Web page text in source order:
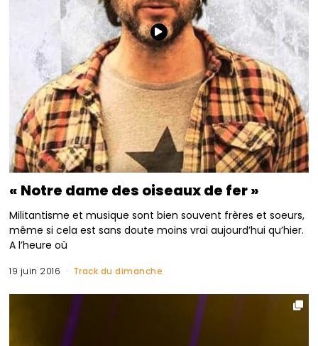
« Notre dame des oiseaux de fer »
Militantisme et musique sont bien souvent frères et soeurs,
même si cela est sans doute moins vrai aujourd’hui qu’hier.
A l’heure où
19 juin 2016 Track du dimanche